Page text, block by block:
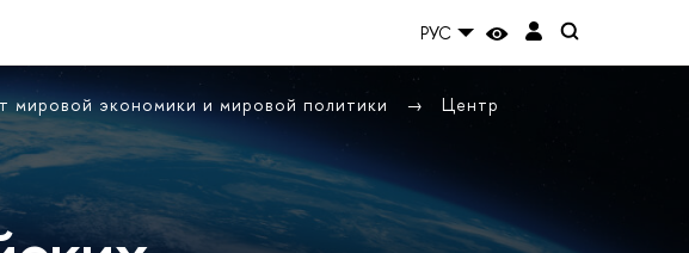
РУС
мировой экономики и мировой политики
Центр